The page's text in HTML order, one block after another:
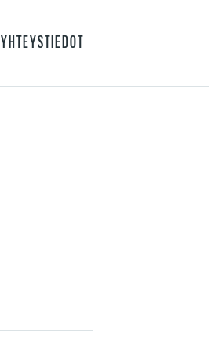
YHTEYSTIEDOT